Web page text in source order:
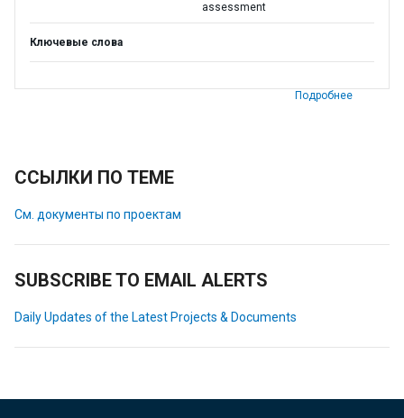
assessment
Ключевые слова
Подробнее
ССЫЛКИ ПО ТЕМЕ
См. документы по проектам
SUBSCRIBE TO EMAIL ALERTS
Daily Updates of the Latest Projects & Documents